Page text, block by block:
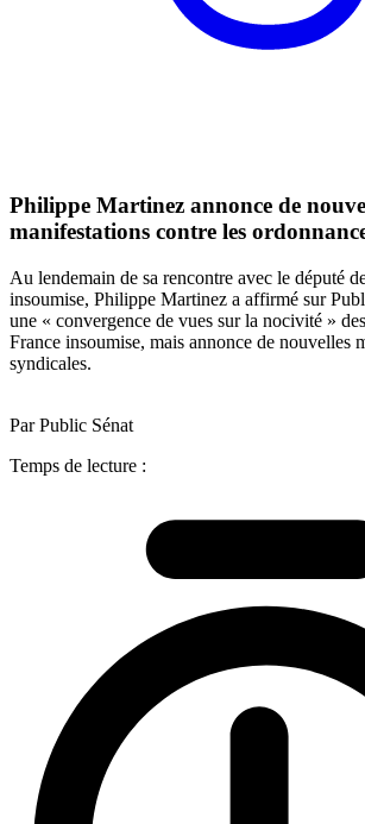
Philippe Martinez annonce de
manifestations contre les
Au lendemain de sa rencontre avec le député
insoumise, Philippe Martinez a affirmé sur
une « convergence de vues sur la nocivité »
France insoumise, mais annonce de nouvelles
syndicales.
Par Public Sénat
Temps de lecture :